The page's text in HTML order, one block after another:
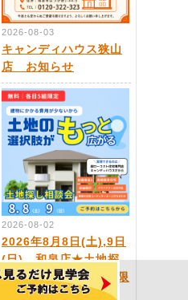
2026-08-03
キャンディハウス狭山
店 お知らせ
2026-08-02
2026年8月8日(土),9日
(日) 和泉店★土地探
し相談会｜各日5組様限
定！